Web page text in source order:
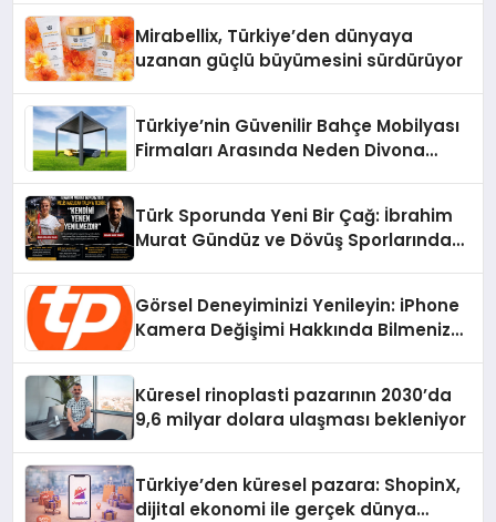
Mirabellix, Türkiye’den dünyaya
uzanan güçlü büyümesini sürdürüyor
Türkiye’nin Güvenilir Bahçe Mobilyası
Firmaları Arasında Neden Divona
Türk Sporunda Yeni Bir Çağ: İbrahim
Murat Gündüz ve Dövüş Sporlarında
Görsel Deneyiminizi Yenileyin: iPhone
Kamera Değişimi Hakkında Bilmeniz
Küresel rinoplasti pazarının 2030’da
9,6 milyar dolara ulaşması bekleniyor
Türkiye’den küresel pazara: ShopinX,
dijital ekonomi ile gerçek dünya